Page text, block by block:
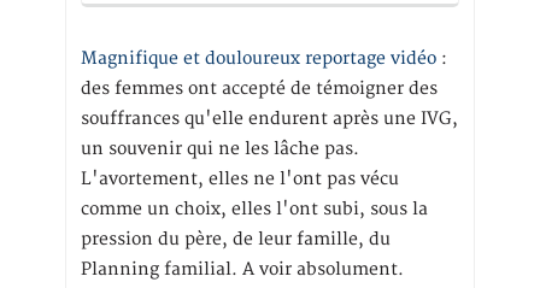
Magnifique et douloureux reportage vidéo :
des femmes ont accepté de témoigner des
souffrances qu'elle endurent après une IVG,
un souvenir qui ne les lâche pas.
L'avortement, elles ne l'ont pas vécu
comme un choix, elles l'ont subi, sous la
pression du père, de leur famille, du
Planning familial. A voir absolument.